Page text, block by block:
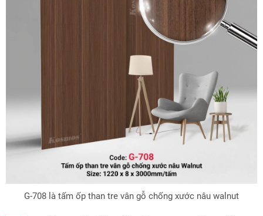
G-708 là tấm ốp than tre vân gỗ chống xước nâu walnut